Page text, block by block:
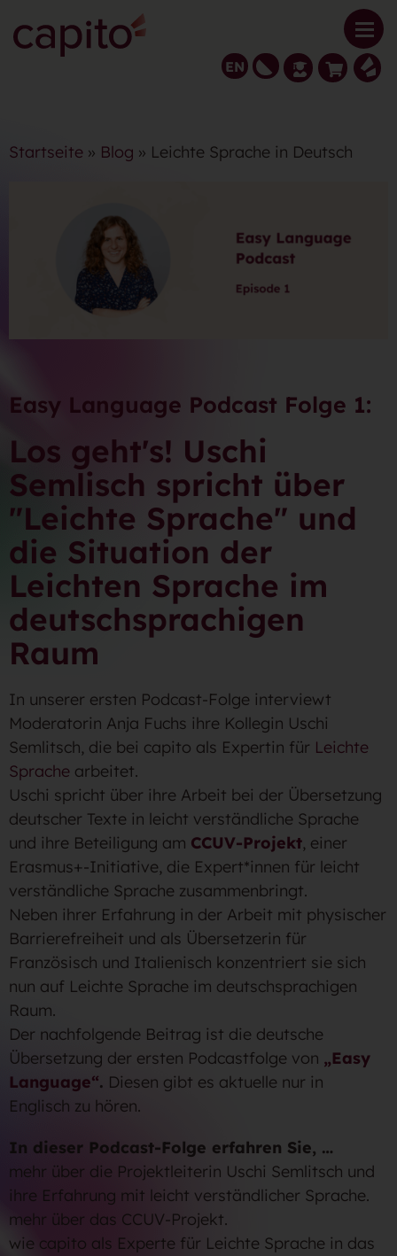
EN
Startseite » Blog » Leichte Sprache in Deutsch
Easy Language Podcast Folge 1:
Los geht's! Uschi
Semlisch spricht über
"Leichte Sprache" und
die Situation der
Leichten Sprache im
deutschsprachigen
Raum
In unserer ersten Podcast-Folge interviewt
Moderatorin Anja Fuchs ihre Kollegin Uschi
Semlitsch, die bei capito als Expertin für Leichte
Sprache arbeitet.
Uschi spricht über ihre Arbeit bei der Übersetzung
deutscher Texte in leicht verständliche Sprache
und ihre Beteiligung am CCUV-Projekt, einer
Erasmus+-Initiative, die Expert*innen für leicht
verständliche Sprache zusammenbringt.
Neben ihrer Erfahrung in der Arbeit mit physischer
Barrierefreiheit und als Übersetzerin für
Französisch und Italienisch konzentriert sie sich
nun auf Leichte Sprache im deutschsprachigen
Raum.
Der nachfolgende Beitrag ist die deutsche
Übersetzung der ersten Podcastfolge von „Easy
Language“. Diesen gibt es aktuelle nur in
Englisch zu hören.
In dieser Podcast-Folge erfahren Sie, …
mehr über die Projektleiterin Uschi Semlitsch und
ihre Erfahrung mit leicht verständlicher Sprache.
mehr über das CCUV-Projekt.
wie capito als Experte für Leichte Sprache in das